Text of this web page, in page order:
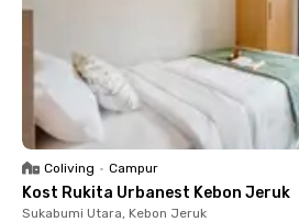
Coliving • Campur
Kost Rukita Urbanest Kebon Jeruk
Sukabumi Utara, Kebon Jeruk